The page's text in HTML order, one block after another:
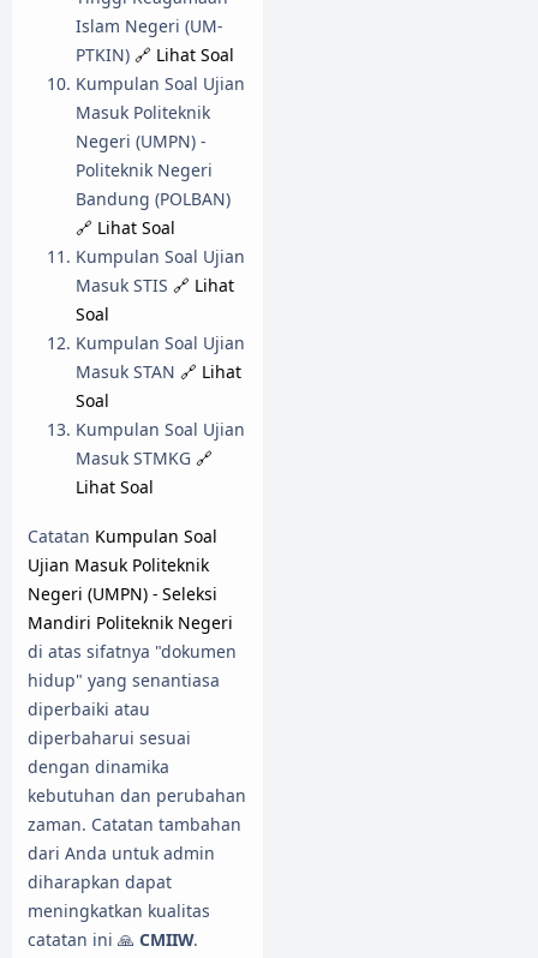
Islam Negeri (UM-
PTKIN) 🔗 Lihat Soal
Kumpulan Soal Ujian
Masuk Politeknik
Negeri (UMPN) -
Politeknik Negeri
Bandung (POLBAN)
🔗 Lihat Soal
Kumpulan Soal Ujian
Masuk STIS 🔗 Lihat
Soal
Kumpulan Soal Ujian
Masuk STAN 🔗 Lihat
Soal
Kumpulan Soal Ujian
Masuk STMKG 🔗
Lihat Soal
Catatan Kumpulan Soal
Ujian Masuk Politeknik
Negeri (UMPN) - Seleksi
Mandiri Politeknik Negeri
di atas sifatnya "dokumen
hidup" yang senantiasa
diperbaiki atau
diperbaharui sesuai
dengan dinamika
kebutuhan dan perubahan
zaman. Catatan tambahan
dari Anda untuk admin
diharapkan dapat
meningkatkan kualitas
catatan ini 🙏 CMIIW.